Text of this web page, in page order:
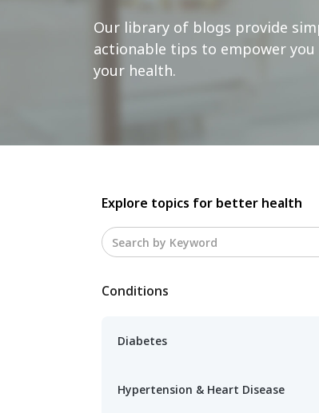
Our library of blogs provide
actionable tips to empower
your health.
Explore topics for better health
Conditions
Diabetes
Hypertension & Heart Disease